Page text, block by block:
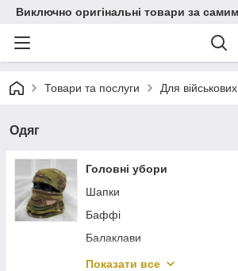
Виключно оригінальні товари за
Товари та послуги Для військових
Одяг
Головні убори
Шапки
Баффі
Балаклави
Кепки
Показати все